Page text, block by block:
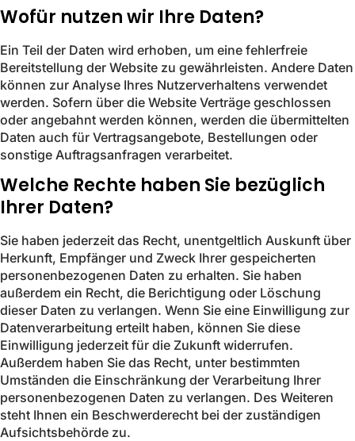
Wofür nutzen wir Ihre Daten?
Ein Teil der Daten wird erhoben, um eine fehlerfreie
Bereitstellung der Website zu gewährleisten. Andere Daten
können zur Analyse Ihres Nutzerverhaltens verwendet
werden. Sofern über die Website Verträge geschlossen
oder angebahnt werden können, werden die übermittelten
Daten auch für Vertragsangebote, Bestellungen oder
sonstige Auftragsanfragen verarbeitet.
Welche Rechte haben Sie bezüglich
Ihrer Daten?
Sie haben jederzeit das Recht, unentgeltlich Auskunft über
Herkunft, Empfänger und Zweck Ihrer gespeicherten
personenbezogenen Daten zu erhalten. Sie haben
außerdem ein Recht, die Berichtigung oder Löschung
dieser Daten zu verlangen. Wenn Sie eine Einwilligung zur
Datenverarbeitung erteilt haben, können Sie diese
Einwilligung jederzeit für die Zukunft widerrufen.
Außerdem haben Sie das Recht, unter bestimmten
Umständen die Einschränkung der Verarbeitung Ihrer
personenbezogenen Daten zu verlangen. Des Weiteren
steht Ihnen ein Beschwerderecht bei der zuständigen
Aufsichtsbehörde zu.